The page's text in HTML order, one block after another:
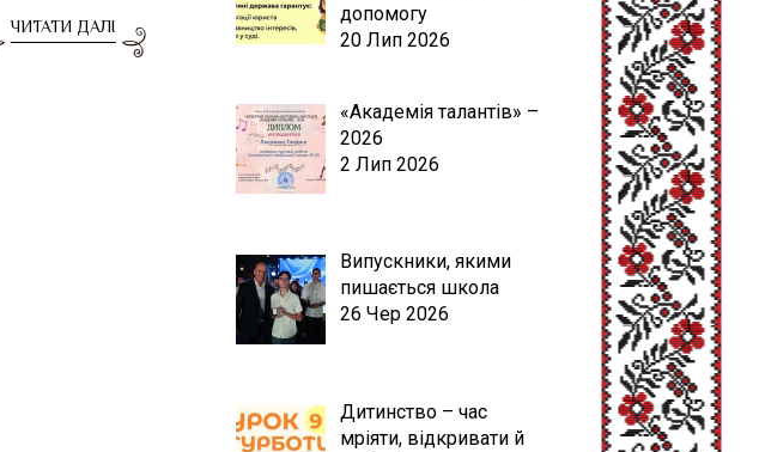
ЧИТАТИ ДАЛІ
допомогу
20 Лип 2026
«Академія талантів» –
2026
2 Лип 2026
Випускники, якими
пишається школа
26 Чер 2026
Дитинство – час
мріяти, відкривати й